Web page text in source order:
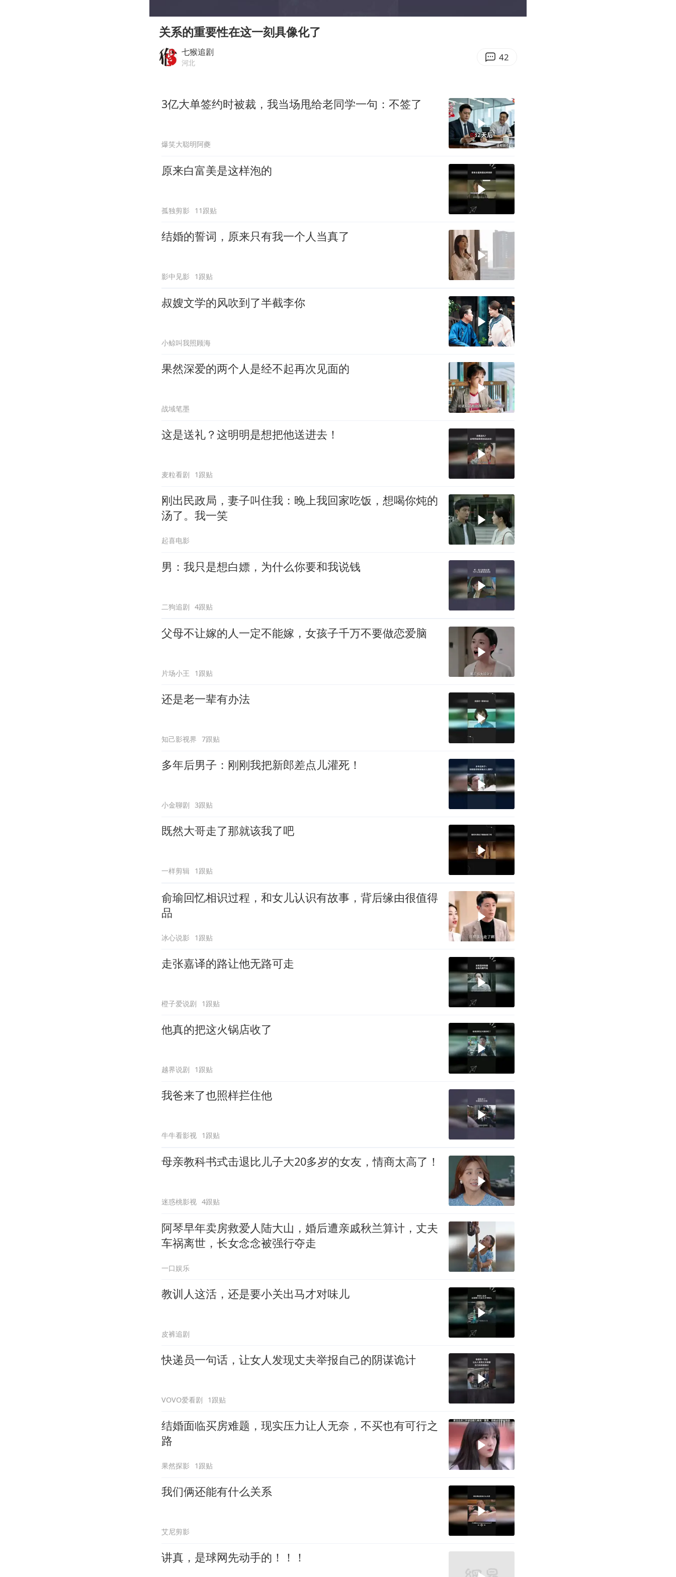
日本广岛民众举行游行反对政府行径
27岁女子成组织卖淫集团主犯被通缉
如何把百年大党建设得更加坚强有力？
关系的重要性在这一刻具像化了
七猴追剧
河北 42
3亿大单签约时被裁，我当场甩给老同学一句：不签了
爆笑大聪明阿夔
原来白富美是这样泡的
孤独剪影 11跟贴
结婚的誓词，原来只有我一个人当真了
影中见影 1跟贴
叔嫂文学的风吹到了半截李你
小鲸叫我照顾海
果然深爱的两个人是经不起再次见面的
战域笔墨
这是送礼？这明明是想把他送进去！
麦粒看剧 1跟贴
刚出民政局，妻子叫住我：晚上我回家吃饭，想喝你炖的
汤了。我一笑
起喜电影
男：我只是想白嫖，为什么你要和我说钱
二狗追剧 4跟贴
父母不让嫁的人一定不能嫁，女孩子千万不要做恋爱脑
片场小王 1跟贴
还是老一辈有办法
知己影视界 7跟贴
多年后男子：刚刚我把新郎差点儿灌死！
小金聊剧 3跟贴
既然大哥走了那就该我了吧
一样剪辑 1跟贴
俞瑜回忆相识过程，和女儿认识有故事，背后缘由很值得
品
冰心说影 1跟贴
走张嘉译的路让他无路可走
橙子爱说剧 1跟贴
他真的把这火锅店收了
越界说剧 1跟贴
我爸来了也照样拦住他
牛牛看影视 1跟贴
母亲教科书式击退比儿子大20多岁的女友，情商太高了！
迷惑桃影视 4跟贴
阿琴早年卖房救爱人陆大山，婚后遭亲戚秋兰算计，丈夫
车祸离世，长女念念被强行夺走
一口娱乐
教训人这活，还是要小关出马才对味儿
皮裤追剧
快递员一句话，让女人发现丈夫举报自己的阴谋诡计
VOVO爱看剧 1跟贴
结婚面临买房难题，现实压力让人无奈，不买也有可行之
路
果然探影 1跟贴
我们俩还能有什么关系
艾尼剪影
讲真，是球网先动手的！！！